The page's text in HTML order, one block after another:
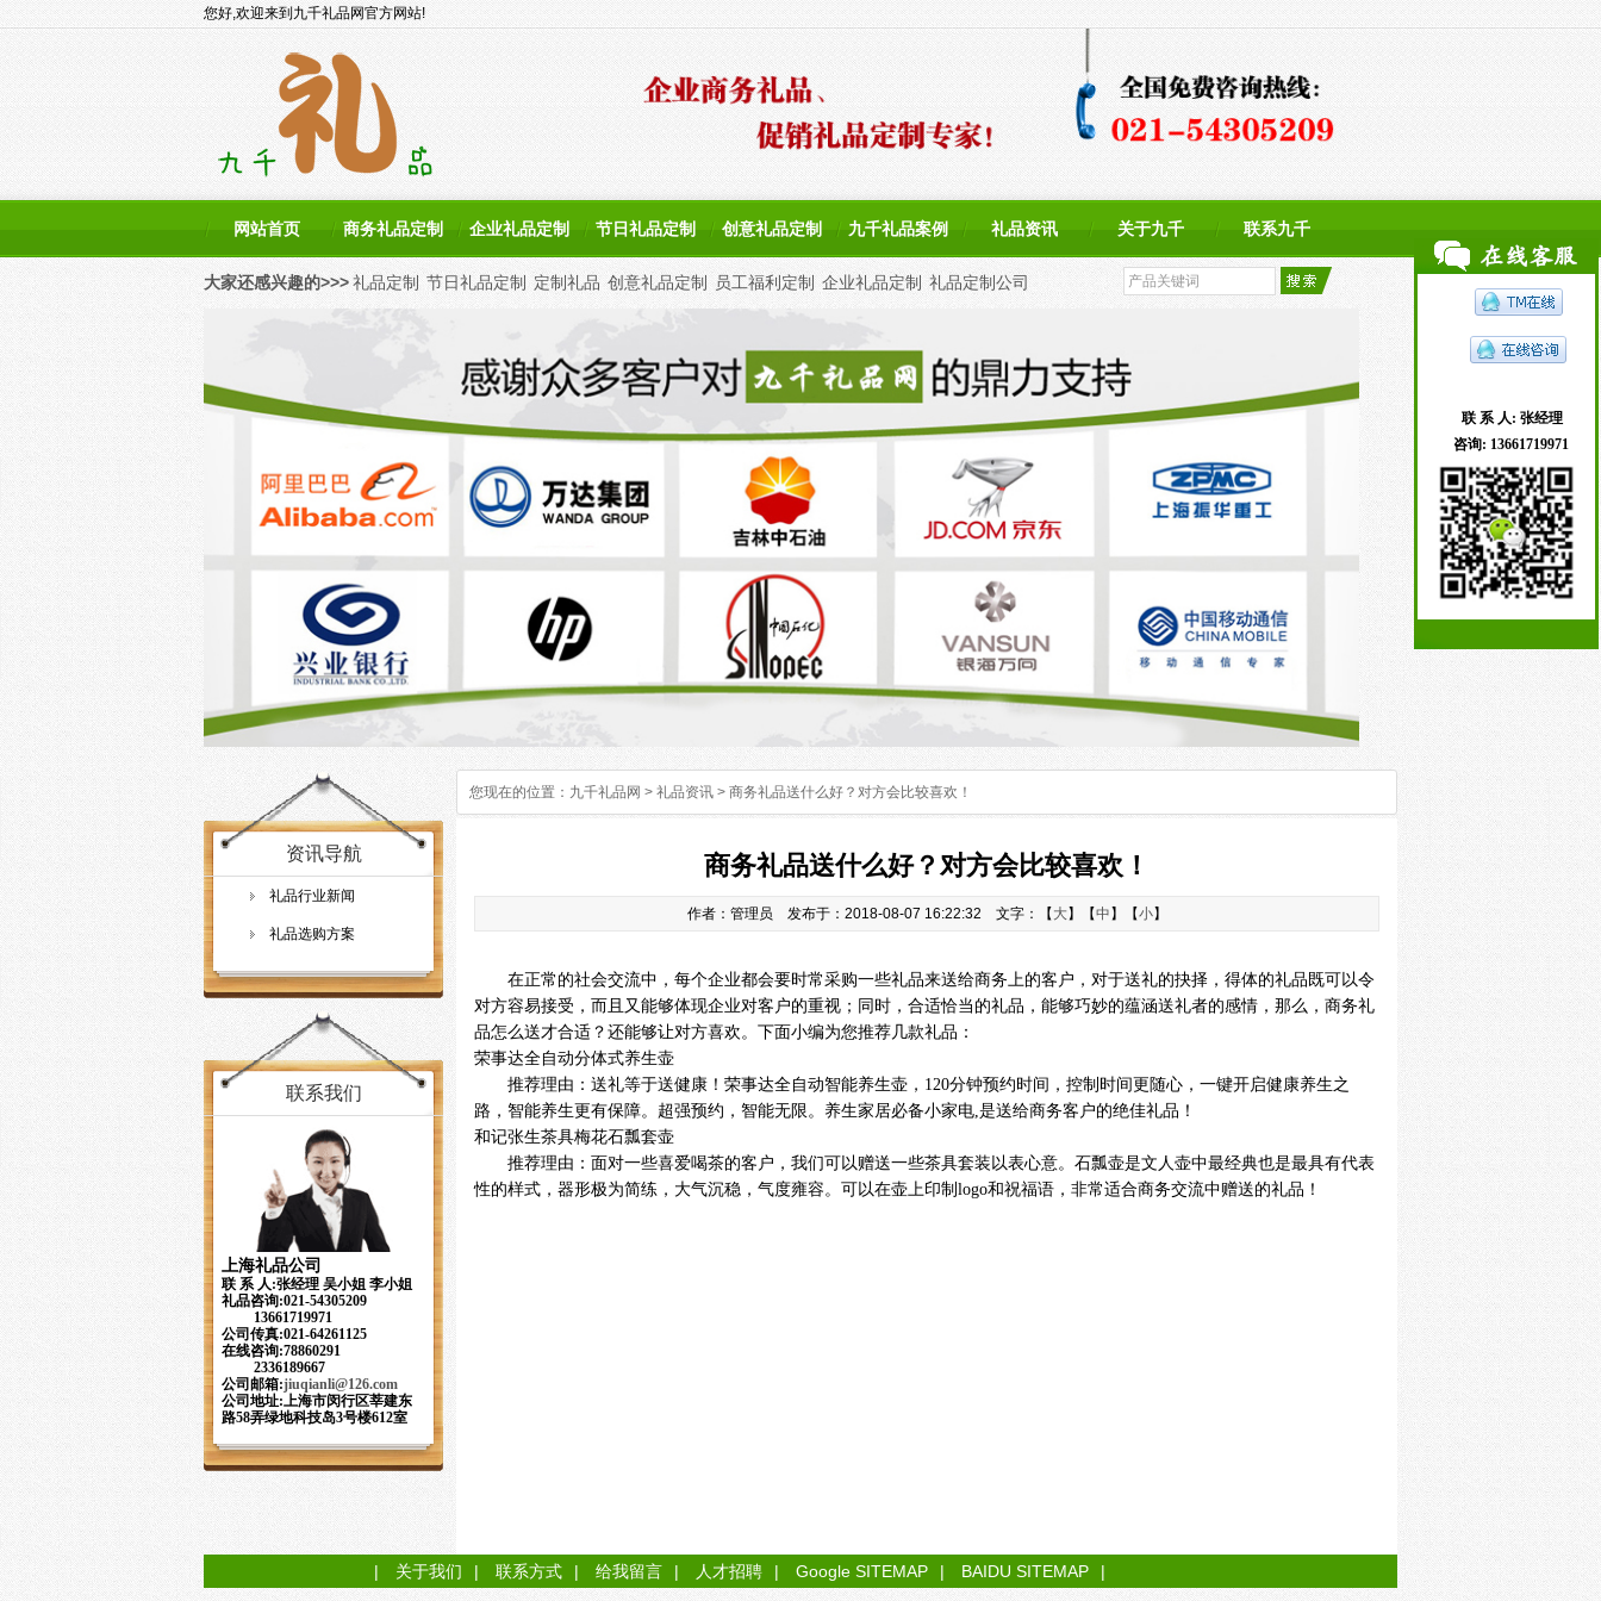
联 系 人: 张经理
咨询: 13661719971
网站首页 商务礼品定制 企业礼品定制 节日礼品定制 创意礼品定制 九千礼品案例 礼品资讯 关于九千 联系九千
您好,欢迎来到九千礼品网官方网站!
大家还感兴趣的>>>礼品定制 节日礼品定制 定制礼品 创意礼品定制 员工福利定制 企业礼品定制 礼品定制公司
您现在的位置： 九千礼品网 > 礼品资讯 > 商务礼品送什么好？对方会比较喜欢！
资讯导航
礼品行业新闻
礼品选购方案
联系我们
上海礼品公司
联 系 人:张经理 吴小姐 李小姐
礼品咨询:021-54305209
13661719971
公司传真:021-64261125
在线咨询:78860291
2336189667
公司邮箱:jiuqianli@126.com
公司地址:上海市闵行区莘建东
路58弄绿地科技岛3号楼612室
商务礼品送什么好？对方会比较喜欢！
作者：管理员 发布于：2018-08-07 16:22:32 文字：【 大】【中 】【小】
在正常的社会交流中，每个企业都会要时常采购一些礼品来送给商务上的客户，对于送礼的抉择，得体的礼品既可以令
对方容易接受，而且又能够体现企业对客户的重视；同时，合适恰当的礼品，能够巧妙的蕴涵送礼者的感情，那么，商务礼
品怎么送才合适？还能够让对方喜欢。下面小编为您推荐几款礼品：
荣事达全自动分体式养生壶
推荐理由：送礼等于送健康！荣事达全自动智能养生壶，120分钟预约时间，控制时间更随心，一键开启健康养生之
路，智能养生更有保障。超强预约，智能无限。养生家居必备小家电,是送给商务客户的绝佳礼品！
和记张生茶具梅花石瓢套壶
推荐理由：面对一些喜爱喝茶的客户，我们可以赠送一些茶具套装以表心意。石瓢壶是文人壶中最经典也是最具有代表
性的样式，器形极为简练，大气沉稳，气度雍容。可以在壶上印制logo和祝福语，非常适合商务交流中赠送的礼品！
| 关于我们 | 联系方式 | 给我留言 | 人才招聘 | Google SITEMAP | BAIDU SITEMAP |